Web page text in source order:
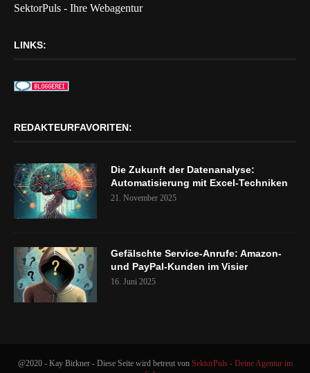
SektorPuls - Ihre Webagentur
LINKS:
REDAKTEURFAVORITEN:
Die Zukunft der Datenanalyse:
Automatisierung mit Excel-Techniken
21. November 2025
Gefälschte Service-Anrufe: Amazon-
und PayPal-Kunden im Visier
16. Juni 2025
@2020 - Kay Birkner - Diese Seite wird betreut von SektorPuls - Deine Agentur im